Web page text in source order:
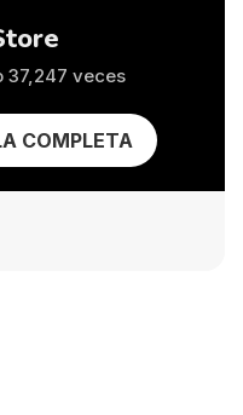
37,247 veces
COMPLETA